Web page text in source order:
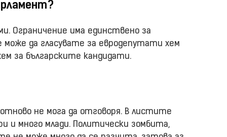
Ограничение има единствено за
да гласувате за евродепутати хем
за българските кандидати.
не мога да отговоря. В листите
и много млади. Политически зомбита,